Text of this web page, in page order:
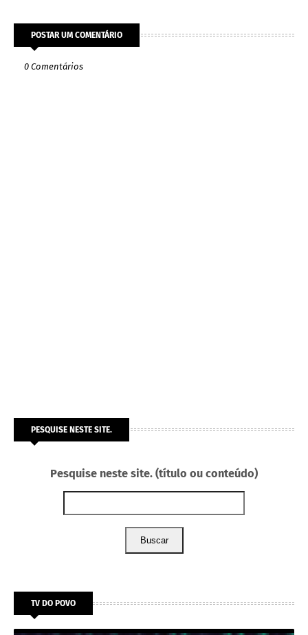
POSTAR UM COMENTÁRIO
0 Comentários
PESQUISE NESTE SITE.
Pesquise neste site. (título ou conteúdo)
Buscar
TV DO POVO